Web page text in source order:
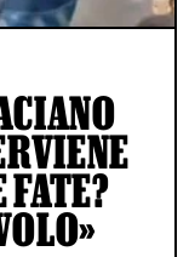
FATE?